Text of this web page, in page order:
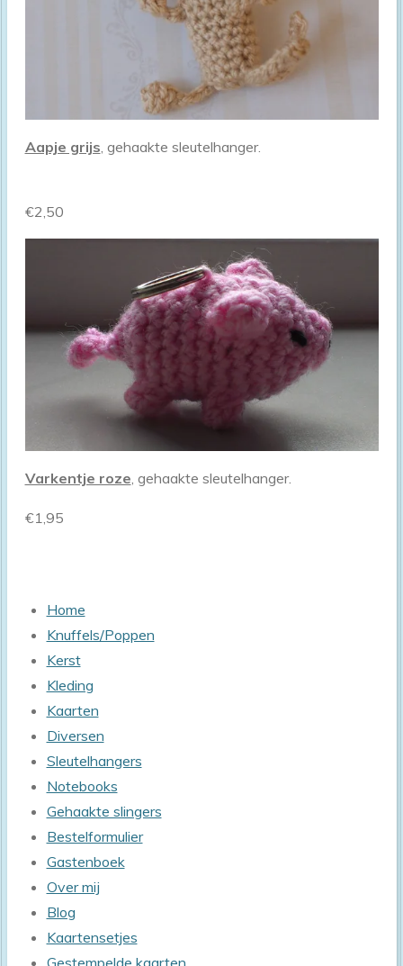
Aapje grijs, gehaakte sleutelhanger.
€2,50
Varkentje roze , gehaakte sleutelhanger.
€1,95
Home
Knuffels/Poppen
Kerst
Kleding
Kaarten
Diversen
Sleutelhangers
Notebooks
Gehaakte slingers
Bestelformulier
Gastenboek
Over mij
Blog
Kaartensetjes
Gestempelde kaarten